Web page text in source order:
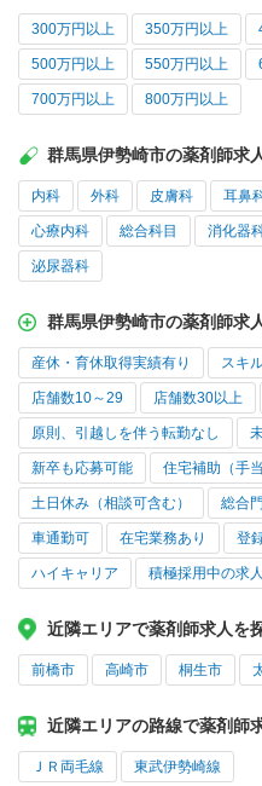
300万円以上 350万円以上
500万円以上 550万円以上
700万円以上 800万円以上
群馬県伊勢崎市の薬剤師求
内科 外科 皮膚科 耳鼻
心療内科 総合科目 消化器
泌尿器科
群馬県伊勢崎市の薬剤師求
産休・育休取得実績有り スキ
店舗数10～29 店舗数30以上
原則、引越しを伴う転勤なし
新卒も応募可能 住宅補助（手
土日休み（相談可含む） 総合
車通勤可 在宅業務あり 登
ハイキャリア 積極採用中の求人
近隣エリアで薬剤師求人を
前橋市 高崎市 桐生市
近隣エリアの路線で薬剤師
ＪＲ両毛線 東武伊勢崎線